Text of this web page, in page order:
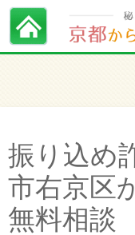
振り込め
市右京区
無料相談